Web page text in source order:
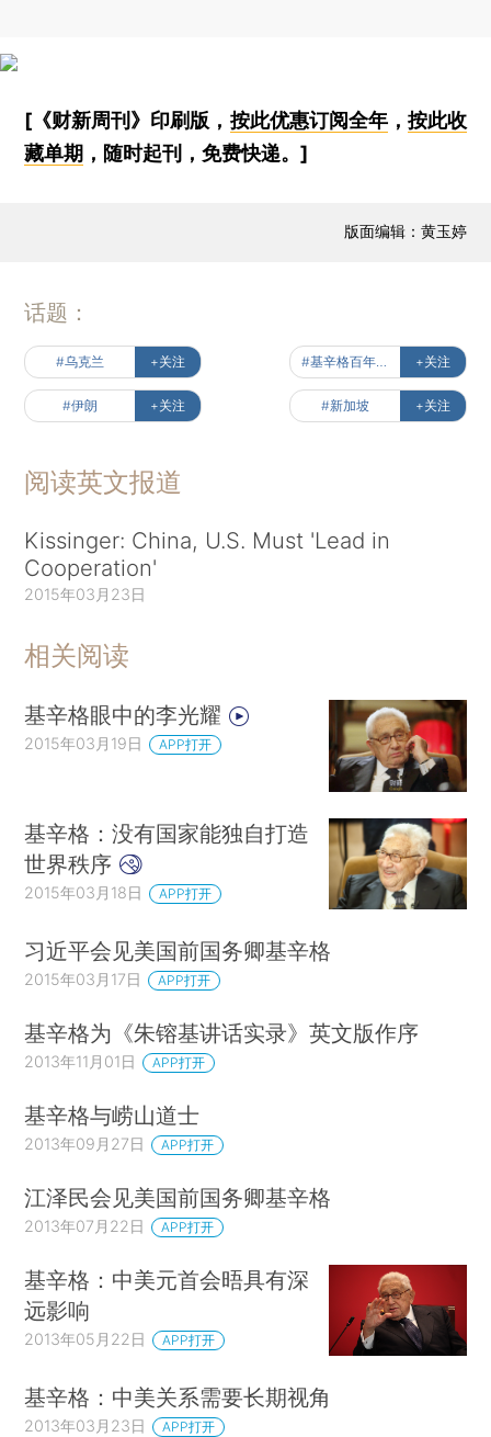
[《财新周刊》印刷版， 按此优惠订阅全年， 按此收
藏单期 ，随时起刊，免费快递。]
版面编辑：黄玉婷
话题：
#乌克兰 +关注 #基辛格百年风云 +关注
#伊朗 +关注 #新加坡 +关注
阅读英文报道
Kissinger: China, U.S. Must 'Lead in
Cooperation'
2015年03月23日
相关阅读
基辛格眼中的李光耀
2015年03月19日 APP打开
基辛格：没有国家能独自打造
世界秩序
2015年03月18日 APP打开
习近平会见美国前国务卿基辛格
2015年03月17日 APP打开
基辛格为《朱镕基讲话实录》英文版作序
2013年11月01日 APP打开
基辛格与崂山道士
2013年09月27日 APP打开
江泽民会见美国前国务卿基辛格
2013年07月22日 APP打开
基辛格：中美元首会晤具有深
远影响
2013年05月22日 APP打开
基辛格：中美关系需要长期视角
2013年03月23日 APP打开